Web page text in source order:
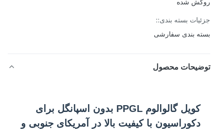
شده
بسته بندی::
بندی سفارشی
محصول
کویل گالوالوم PPGL بدون اسپانگل برای
دکوراسیون با کیفیت بالا در آمریکای جنوبی و